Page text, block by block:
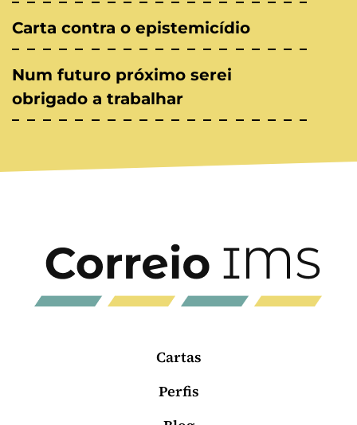
Carta contra o epistemicídio
Num futuro próximo serei
obrigado a trabalhar
Cartas
Perfis